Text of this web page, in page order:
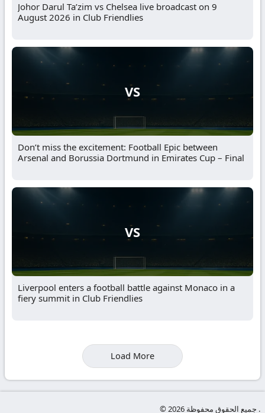
Johor Darul Ta’zim vs Chelsea live broadcast on 9
August 2026 in Club Friendlies
VS
Don’t miss the excitement: Football Epic between
Arsenal and Borussia Dortmund in Emirates Cup – Final
VS
Liverpool enters a football battle against Monaco in a
fiery summit in Club Friendlies
Load More
© جميع الحقوق محفوظة 2026 .